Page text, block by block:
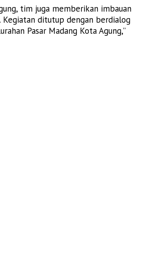
tim juga memberikan imbauan
ditutup dengan berdialog
Pasar Madang Kota Agung,”